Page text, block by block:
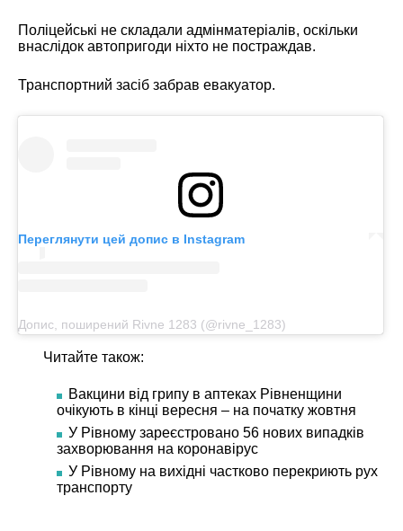
Поліцейські не складали адмінматеріалів, оскільки
внаслідок автопригоди ніхто не постраждав.
Транспортний засіб забрав евакуатор.
Переглянути цей допис в Instagram
Допис, поширений Rivne 1283 (@rivne_1283)
Читайте також:
Вакцини від грипу в аптеках Рівненщини
очікують в кінці вересня – на початку жовтня
У Рівному зареєстровано 56 нових випадків
захворювання на коронавірус
У Рівному на вихідні частково перекриють рух
транспорту